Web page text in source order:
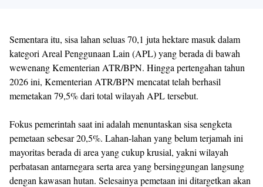
Sementara itu, sisa lahan seluas 70,1 juta hektare masuk dalam
kategori Areal Penggunaan Lain (APL) yang berada di bawah
wewenang Kementerian ATR/BPN. Hingga pertengahan tahun
2026 ini, Kementerian ATR/BPN mencatat telah berhasil
memetakan 79,5% dari total wilayah APL tersebut.
Fokus pemerintah saat ini adalah menuntaskan sisa sengketa
pemetaan sebesar 20,5%. Lahan-lahan yang belum terjamah ini
mayoritas berada di area yang cukup krusial, yakni wilayah
perbatasan antarnegara serta area yang bersinggungan langsung
dengan kawasan hutan. Selesainya pemetaan ini ditargetkan akan